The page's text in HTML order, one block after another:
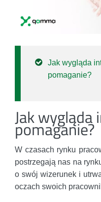
Jak wygląda
pomaganie?
Jak wygląda
pomaganie?
W czasach rynku
postrzegają nas na
o swój wizerunek i
oczach swoich